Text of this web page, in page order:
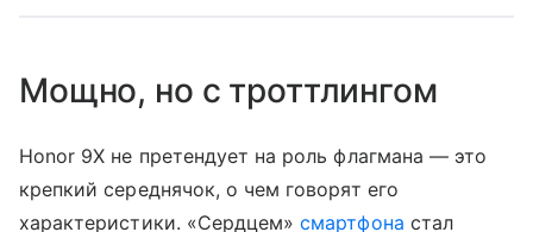
Мощно, но с троттлингом
Honor 9X не претендует на роль флагмана — это
крепкий середнячок, о чем говорят его
характеристики. «Сердцем»смартфона стал